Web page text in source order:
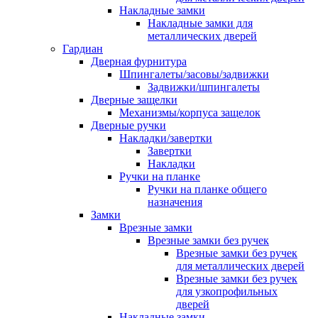
Накладные замки
Накладные замки для
металлических дверей
Гардиан
Дверная фурнитура
Шпингалеты/засовы/задвижки
Задвижки/шпингалеты
Дверные защелки
Механизмы/корпуса защелок
Дверные ручки
Накладки/завертки
Завертки
Накладки
Ручки на планке
Ручки на планке общего
назначения
Замки
Врезные замки
Врезные замки без ручек
Врезные замки без ручек
для металлических дверей
Врезные замки без ручек
для узкопрофильных
дверей